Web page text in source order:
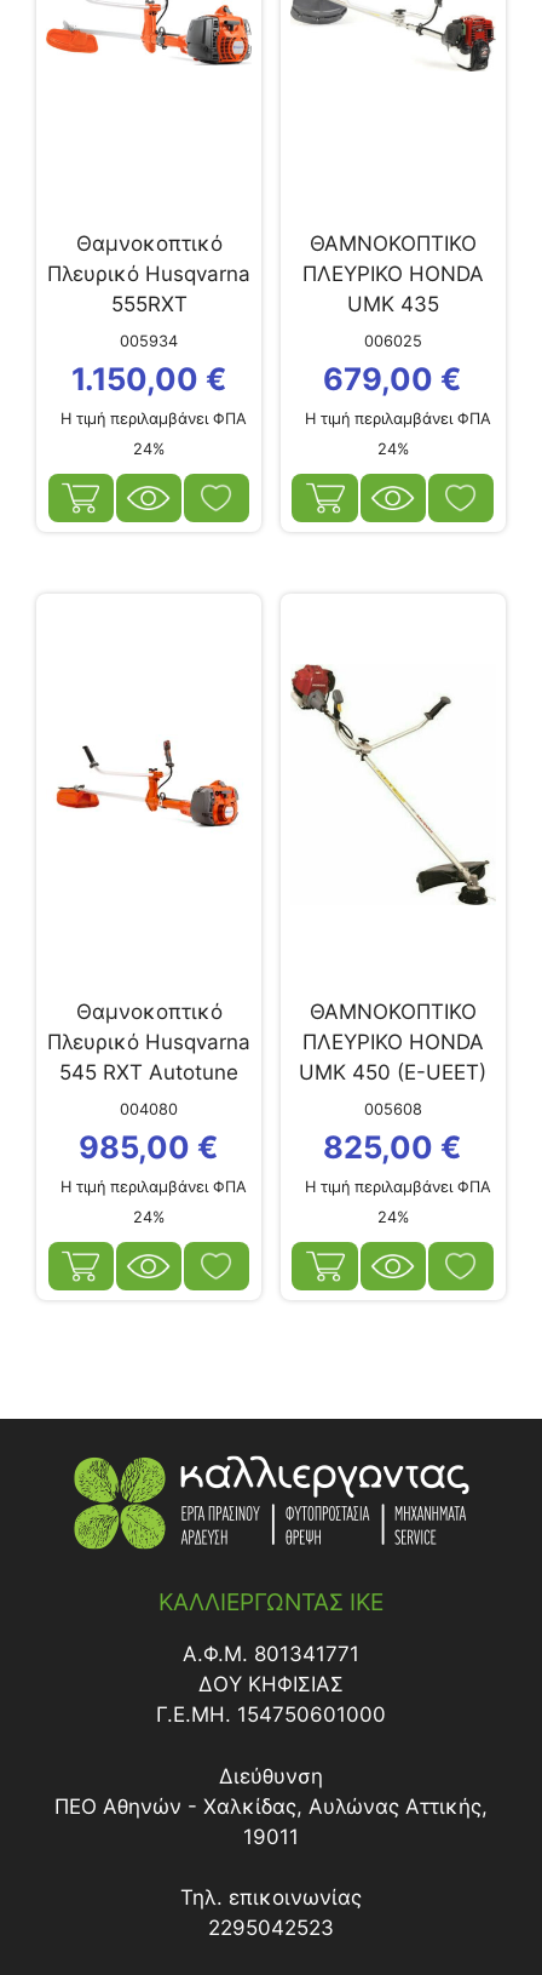
Θαμνοκοπτικό
Πλευρικό Husqvarna
555RXT
005934
1.150,00 €
Η τιμή περιλαμβάνει ΦΠΑ
24%
ΘΑΜΝΟΚΟΠΤΙΚΟ
ΠΛΕΥΡΙΚΟ HONDA
UMK 435
006025
679,00 €
Η τιμή περιλαμβάνει ΦΠΑ
24%
Θαμνοκοπτικό
Πλευρικό Husqvarna
545 RXT Autotune
004080
985,00 €
Η τιμή περιλαμβάνει ΦΠΑ
24%
ΘΑΜΝΟΚΟΠΤΙΚΟ
ΠΛΕΥΡΙΚΟ HONDA
UMK 450 (E-UEET)
005608
825,00 €
Η τιμή περιλαμβάνει ΦΠΑ
24%
ΚΑΛΛΙΕΡΓΩΝΤΑΣ ΙΚΕ
Α.Φ.Μ. 801341771
ΔΟY ΚΗΦΙΣΙΑΣ
Γ.Ε.ΜΗ. 154750601000
Διεύθυνση
ΠΕΟ Αθηνών - Χαλκίδας, Αυλώνας Αττικής,
19011
Τηλ. επικοινωνίας
2295042523